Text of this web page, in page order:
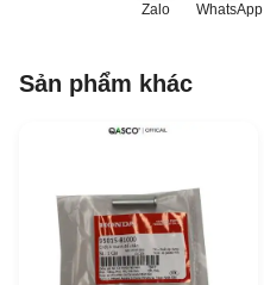
Zalo WhatsApp
Sản phẩm khác